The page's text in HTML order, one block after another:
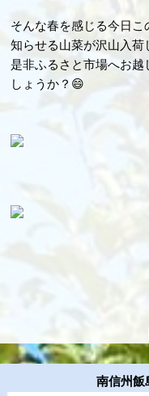
そんな春を感じる今日
知らせる山菜が沢山入荷
是非ふるさと市場へお
しょうか？😄
南信州飯